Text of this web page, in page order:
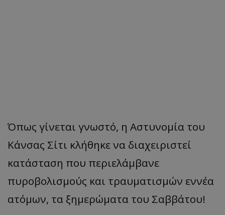
Όπως γίνεται γνωστό, η Αστυνομία του
Κάνσας Σίτι κλήθηκε να διαχειριστεί
κατάσταση που περιελάμβανε
πυροβολισμούς και τραυματισμών εννέα
ατόμων, τα ξημερώματα του Σαββάτου!